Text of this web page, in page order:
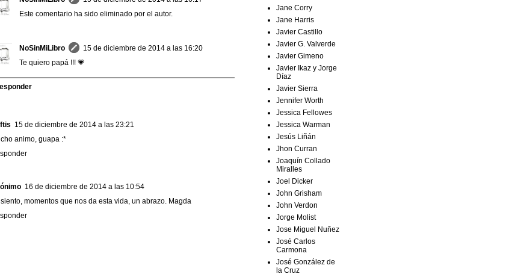
Este comentario ha sido eliminado por el autor.
NoSinMiLibro
15 de diciembre de 2014 a las 16:20
Te quiero papá !!! 💗
15 de diciembre de 2014 a las 23:21
animo, guapa :*
16 de diciembre de 2014 a las 10:54
siento, momentos que nos da esta vida, un abrazo. Magda
Jane Corry
Jane Harris
Javier Castillo
Javier G. Valverde
Javier Gimeno
Javier Ikaz y Jorge
Díaz
Javier Sierra
Jennifer Worth
Jessica Fellowes
Jessica Warman
Jesús Liñán
Jhon Curran
Joaquín Collado
Miralles
Joel Dicker
John Grisham
John Verdon
Jorge Molist
Jose Miguel Nuñez
José Carlos
Carmona
José González de
la Cruz